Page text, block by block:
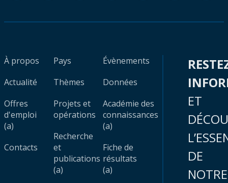
À propos
Actualité
Offres
d'emploi
(a)
Contacts
Pays
Thèmes
Projets et
opérations
Recherche
et
publications
(a)
Évènements
Données
Académie des
connaissances
(a)
Fiche de
résultats
(a)
ET
DE
NOTRE